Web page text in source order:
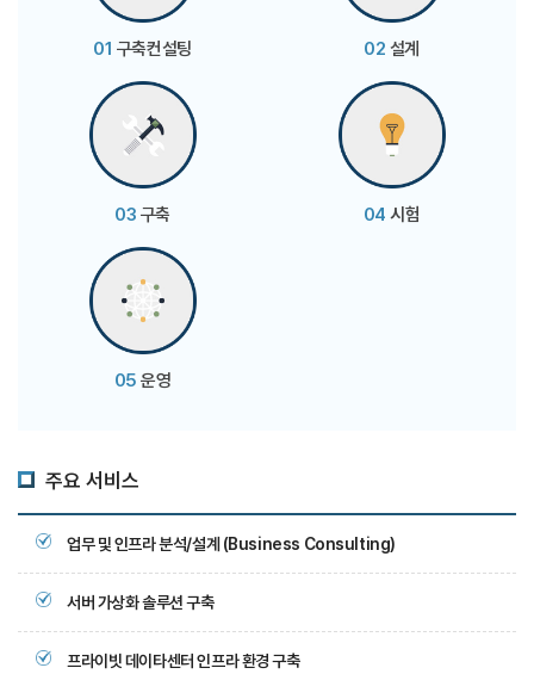
01 구축컨설팅 02 설계
03 구축 04 시험
05 운영
주요 서비스
업무 및 인프라 분석/설계 (Business Consulting)
서버 가상화 솔루션 구축
프라이빗 데이타센터 인프라 환경 구축